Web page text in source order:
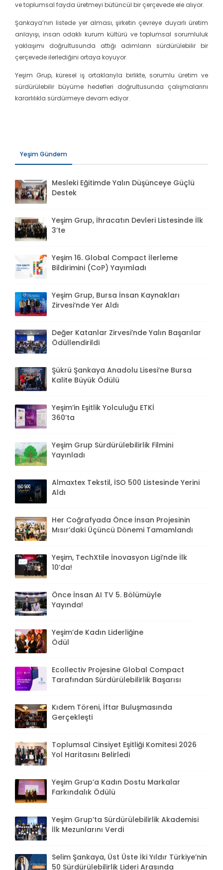
ve toplumsal fayda üretmeyi bütüncül bir çerçevede ele alıyor.
Şankaya’nın listede yer alması, şirketin çevreye duyarlı üretim
anlayışı, insan odaklı kurum kültürü ve toplumsal sorumluluk
yaklaşımı doğrultusunda attığı adımların sürdürülebilir bir
çerçevede ilerlediğini ortaya koyuyor.
Yeşim Grup, küresel iş ortaklarıyla birlikte, sorumlu üretim ve
sürdürülebilir büyüme hedefleri doğrultusunda çalışmalarını
kararlılıkla sürdürmeye devam ediyor.
Yeşim Gündem
Mesleki Eğitimde Yalın Düşünceye Güçlü
Destek
Yeşim Grup, İhracatın Devleri Listesinde İlk
3’te
Yeşim 16. Global Compact İlerleme
Bildirimini (CoP) Yayımladı
Yeşim Grup, Bursa İnsan Kaynakları
Zirvesi’nde Yer Aldı
Değer Katanlar Zirvesi’nde Yalın Başarılar
Ödüllendirildi
Şükrü Şankaya Anadolu Lisesi’ne Bursa
Kalite Büyük Ödülü
Yeşim’in Eşitlik Yolculuğu ETKİ
360’ta
Yeşim Grup Sürdürülebilirlik Filmini
Yayınladı
Almaxtex Tekstil, İSO 500 Listesinde Yerini
Aldı
Her Coğrafyada Önce İnsan Projesinin
Mısır’daki Üçüncü Dönemi Tamamlandı
Yeşim, TechXtile İnovasyon Ligi’nde İlk
10’da!
Önce İnsan AI TV 5. Bölümüyle
Yayında!
Yeşim’de Kadın Liderliğine
Ödül
Ecollectiv Projesine Global Compact
Tarafından Sürdürülebilirlik Başarısı
Kıdem Töreni, İftar Buluşmasında
Gerçekleşti
Toplumsal Cinsiyet Eşitliği Komitesi 2026
Yol Haritasını Belirledi
Yeşim Grup’a Kadın Dostu Markalar
Farkındalık Ödülü
Yeşim Grup’ta Sürdürülebilirlik Akademisi
İlk Mezunlarını Verdi
Selim Şankaya, Üst Üste İki Yıldır Türkiye’nin
50 Sürdürülebilirlik Lideri Arasında